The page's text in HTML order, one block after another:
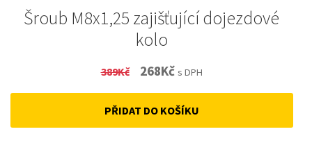
Šroub M8x1,25 zajišťující dojezdové
kolo
389Kč
Original
price
was:
268KčCurrent
price
is:
s DPH
PŘIDAT DO KOŠÍKU